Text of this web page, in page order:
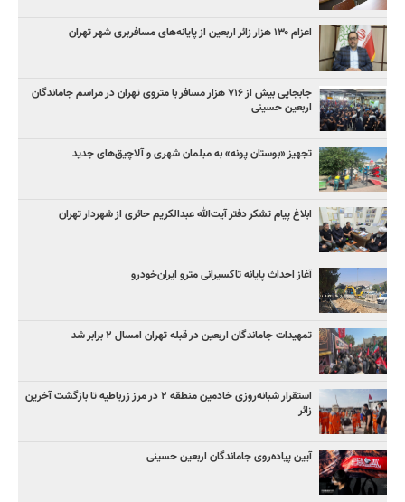
اعزام ۱۳۰ هزار زائر اربعین از پایانه‌های مسافربری شهر تهران
جابجایی بیش از ۷۱۶ هزار مسافر با متروی تهران در مراسم جاماندگان
اربعین حسینی
تجهیز «بوستان پونه» به مبلمان شهری و آلاچیق‌های جدید
ابلاغ پیام تشکر دفتر آیت‌الله عبدالکریم حائری از شهردار تهران
آغاز احداث پایانه تاکسیرانی مترو ایران‌خودرو
تمهیدات جاماندگان اربعین در قبله تهران امسال ۲ برابر شد
استقرار شبانه‌روزی خادمین منطقه ۲ در مرز زرباطیه تا بازگشت آخرین
زائر
آیین پیاده‌روی جاماندگان اربعین حسینی